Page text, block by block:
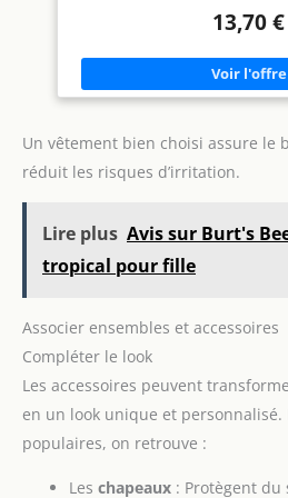
utilisé】: Le chapeau de coton
bébés participent aux activités
de plein air, aux bains, à la fête
d'anniversaire, à la journée
de famille, à des photos de
d'Halloween et à des
des vêtements quotidiens,
ajoutant un mignon à la
journée du bébé.
Boutons-pression à
confort
13,70 €
Un vêtement bien choisi assure le
réduit les risques d’irritation.
Lire plus Avis sur Burt's
tropical pour fille
Associer ensembles et accessoires
Compléter le look
Les accessoires peuvent
en un look unique et personnalisé.
populaires, on retrouve :
Les chapeaux : Protègent